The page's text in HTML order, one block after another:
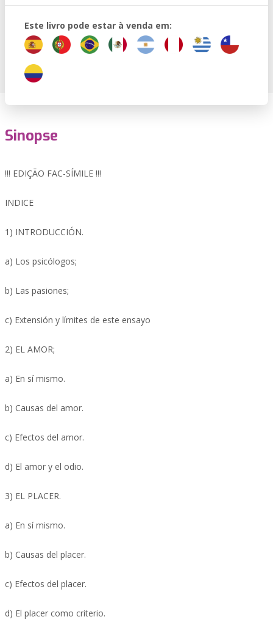
Este livro pode estar à venda em:
Sinopse
!!! EDIÇÃO FAC-SÍMILE !!!
INDICE
1) INTRODUCCIÓN.
a) Los psicólogos;
b) Las pasiones;
c) Extensión y límites de este ensayo
2) EL AMOR;
a) En sí mismo.
b) Causas del amor.
c) Efectos del amor.
d) El amor y el odio.
3) EL PLACER.
a) En sí mismo.
b) Causas del placer.
c) Efectos del placer.
d) El placer como criterio.